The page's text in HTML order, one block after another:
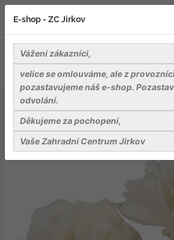
Dekorace a dekorační materiály
Dekorace - Sola Sushanta Cosmos
E-shop - ZC Jirkov
Vážení zákazníci,
velice se omlouváme, ale z
pozastavujeme náš e-shop.
odvolání.
Děkujeme za pochopení,
Vaše Zahradní Centrum Jirkov